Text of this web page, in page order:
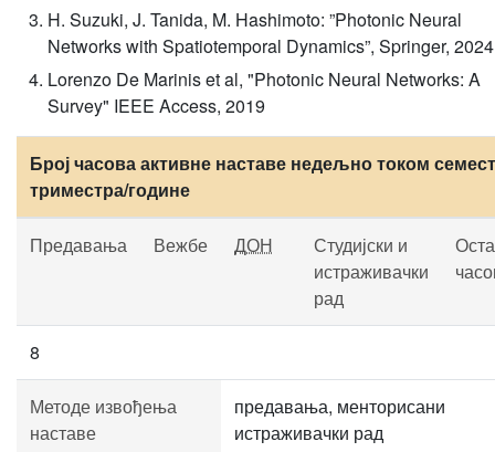
H. Suzuki, J. Tanida, M. Hashimoto: ”Photonic Neural
Networks with Spatiotemporal Dynamics”, Springer,
Lorenzo De Marinis et al, "Photonic Neural Networks: A
Survey" IEEE Access, 2019
Број часова активне наставе недељно током
триместра/године
Предавања Вежбе ДОН
Студијски и
истраживачки
рад
8
Методе извођења
наставе
предавања, менторисани
истраживачки рад